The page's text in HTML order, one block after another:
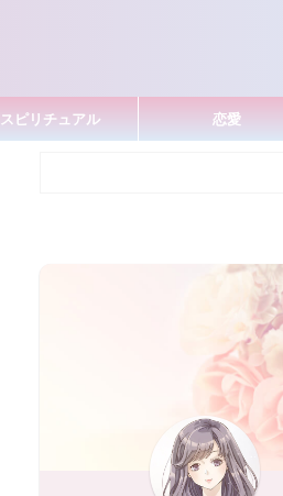
スピリチュアル 恋愛